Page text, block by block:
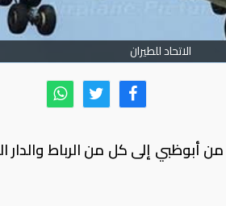
الاتحاد للطيران
من أبوظبي إلى كل من الرباط والدار